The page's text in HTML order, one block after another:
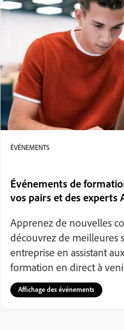
ÉVÉNEMENTS
Événements de
vos pairs et des experts
Apprenez de nouvelles
découvrez de meilleures
entreprise en assistant
formation en direct à
Affichage des événements